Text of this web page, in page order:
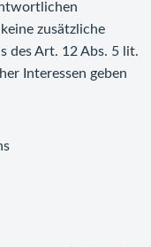
zusätzliche
des Art. 12 Abs. 5 lit.
Interessen geben